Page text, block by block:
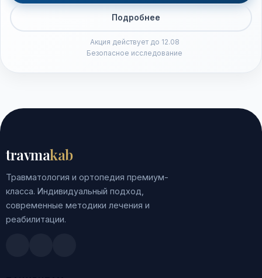
Подробнее
Акция действует до 12.08
Безопасное исследование
travmakab
Травматология и ортопедия премиум-
класса. Индивидуальный подход,
современные методики лечения и
реабилитации.